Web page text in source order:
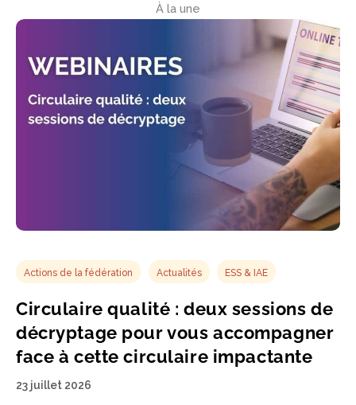
À la une
Actions de la fédération Actualités ESS & IAE
Circulaire qualité : deux sessions de
décryptage pour vous accompagner
face à cette circulaire impactante
23 juillet 2026